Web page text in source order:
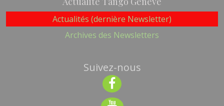
Actualités (dernière Newsletter)
Archives des Newsletters
Suivez-nous